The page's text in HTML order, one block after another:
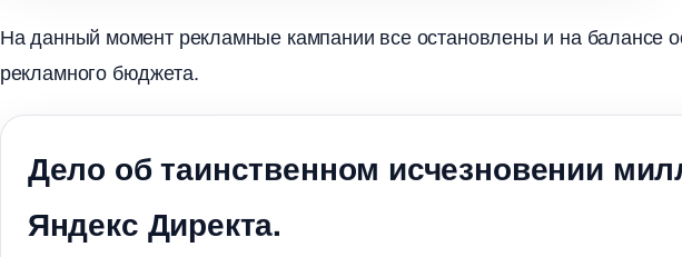
На данный момент рекламные кампании все остановлены и на балансе
рекламного бюджета.
Дело об таинственном исчезновении
Яндекс Директа.